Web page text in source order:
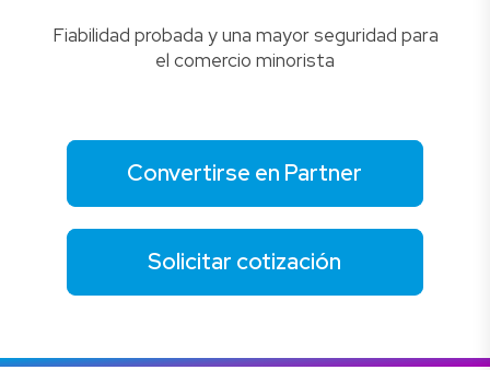
Fiabilidad probada y una mayor seguridad para
el comercio minorista
Convertirse en Partner
Solicitar cotización